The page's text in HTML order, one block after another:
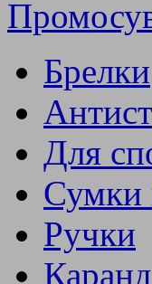
Брелки
Для
Сумки
Ручки